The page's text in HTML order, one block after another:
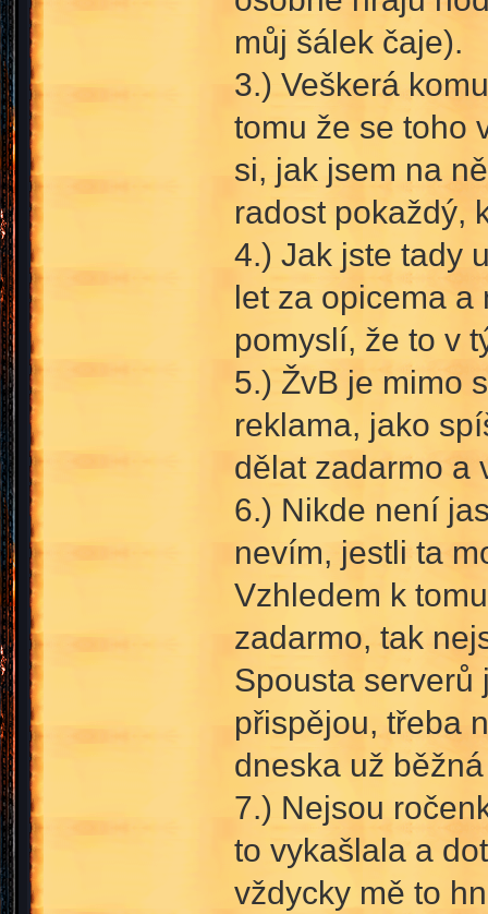
můj šálek čaje).
3.) Veškerá
tomu že se toho
si, jak jsem na
radost pokaždý,
4.) Jak jste tady
let za opicema
pomyslí, že to v
5.) ŽvB je mimo
reklama, jako
dělat zadarmo a
6.) Nikde není
nevím, jestli ta
Vzhledem k
zadarmo, tak
Spousta serverů
přispějou, třeba
dneska už
7.) Nejsou
to vykašlala a
vždycky mě to